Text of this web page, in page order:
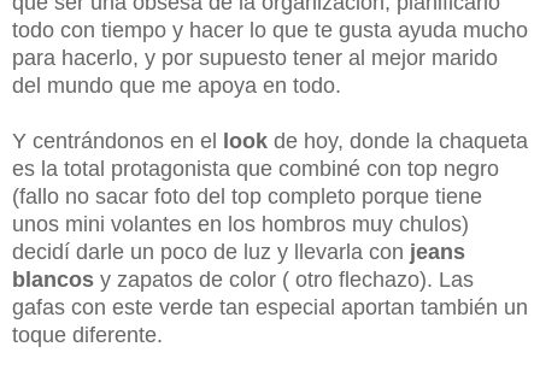
todo con tiempo y hacer lo que te gusta ayuda mucho
para hacerlo, y por supuesto tener al mejor marido
del mundo que me apoya en todo.
Y centrándonos en el look de hoy, donde la chaqueta
es la total protagonista que combiné con top negro
(fallo no sacar foto del top completo porque tiene
unos mini volantes en los hombros muy chulos)
decidí darle un poco de luz y llevarla con jeans
blancos y zapatos de color ( otro flechazo). Las
gafas con este verde tan especial aportan también un
toque diferente.